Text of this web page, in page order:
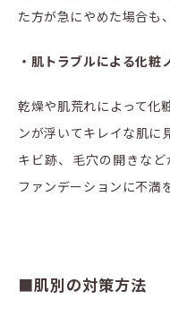
た方が急にやめた場合も
・肌トラブルによる化粧
乾燥や肌荒れによって化
ンが浮いてキレイな肌に
キビ跡、毛穴の開きな
ファンデーションに不満
■肌別の対策方法